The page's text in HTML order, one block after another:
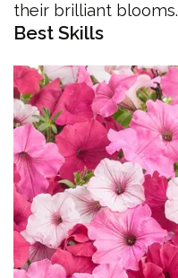
their brilliant blooms.
Best Skills